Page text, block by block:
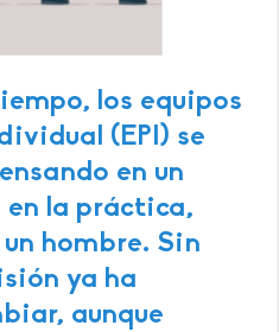
los equipos
(EPI) se
en un
en la práctica,
hombre. Sin
ya ha
aunque